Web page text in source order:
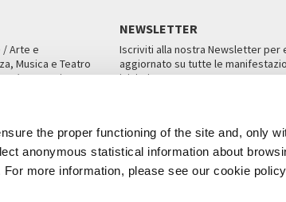
the proper functioning of the site and, only
anonymous statistical information about
more information, please see our cookie
/ Arte e
Musica e Teatro
A, Venezia
NEWSLETTER
Iscriviti alla nostra Newsletter per
aggiornato su tutte le
iniziative.